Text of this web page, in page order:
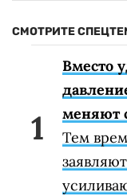
СМОТРИТЕ
Вместо
меняют
Тем